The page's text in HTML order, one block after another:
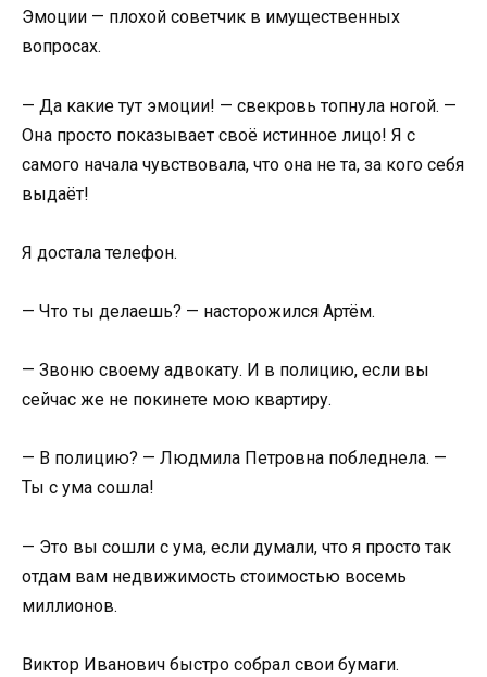
Эмоции — плохой советчик в имущественных
вопросах.
— Да какие тут эмоции! — свекровь топнула ногой. —
Она просто показывает своё истинное лицо! Я с
самого начала чувствовала, что она не та, за кого себя
выдаёт!
Я достала телефон.
— Что ты делаешь? — насторожился Артём.
— Звоню своему адвокату. И в полицию, если вы
сейчас же не покинете мою квартиру.
— В полицию? — Людмила Петровна побледнела. —
Ты с ума сошла!
— Это вы сошли с ума, если думали, что я просто так
отдам вам недвижимость стоимостью восемь
миллионов.
Виктор Иванович быстро собрал свои бумаги.